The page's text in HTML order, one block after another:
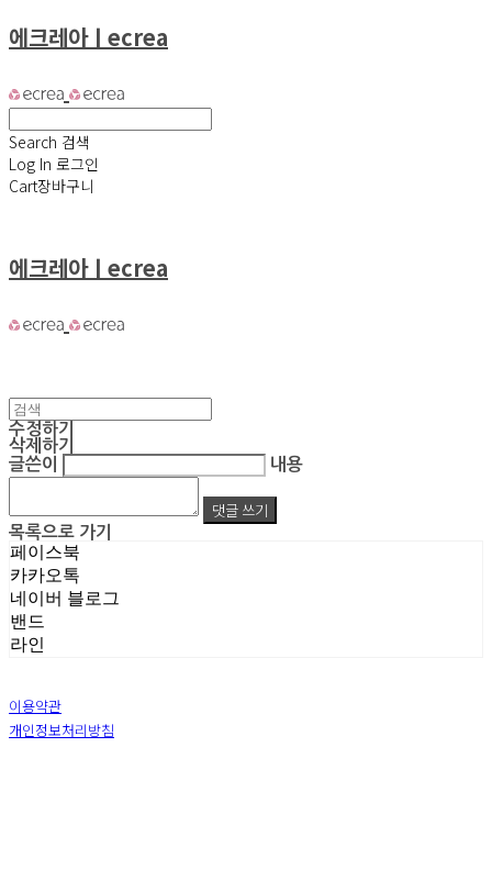
에크레아ㅣecrea
Search 검색
Log In 로그인
Cart장바구니
에크레아ㅣecrea
수정하기
삭제하기
글쓴이
내용
댓글 쓰기
목록으로 가기
페이스북
카카오톡
네이버 블로그
밴드
라인
이용약관
개인정보처리방침